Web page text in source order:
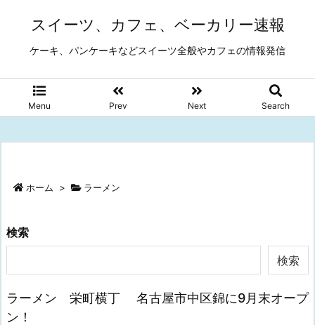
スイーツ、カフェ、ベーカリー速報
ケーキ、パンケーキなどスイーツ全般やカフェの情報発信
Menu Prev Next Search
ホーム > ラーメン
検索
検索
ラーメン 栄町横丁 名古屋市中区錦に9月末オープ
ン！